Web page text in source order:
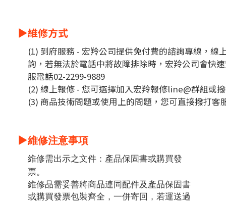
▶維修方式
(1) 到府服務 - 宏羚公司提供免付費的諮詢專線，線
詢，若無法於電話中將故障排除時，宏羚公司會快
服電話02-2299-9889
(2) 線上報修 - 您可選擇加入宏羚報修line@群組或
(3) 商品技術問題或使用上的問題，您可直接撥打客
▶維修注意事項
維修需出示之文件：產品保固書或購買發
票。
維修品需妥善將商品連同配件及產品保固書
或購買發票包裝齊全，一併寄回，若運送過